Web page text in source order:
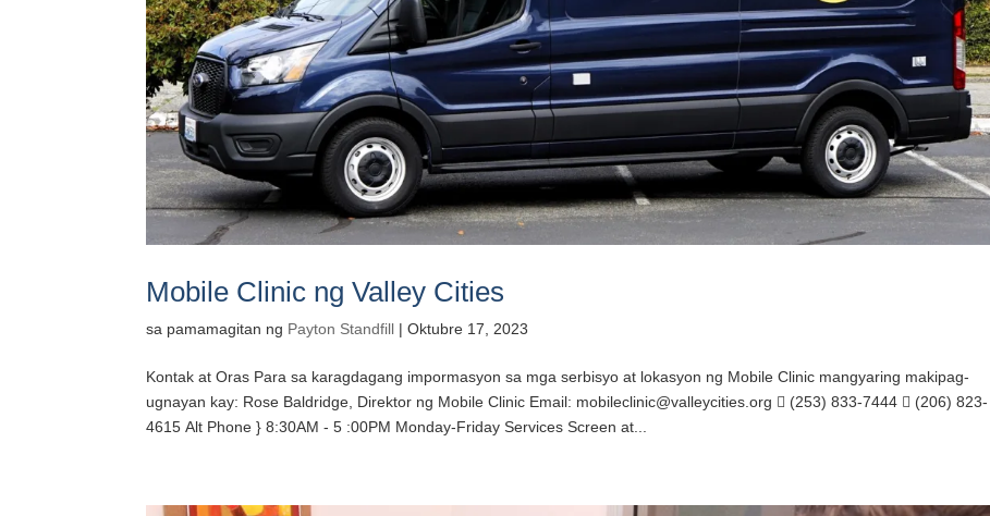
Mobile Clinic ng Valley Cities
sa pamamagitan ng Payton Standfill |Oktubre 17, 2023
Kontak at Oras Para sa karagdagang impormasyon sa mga serbisyo at lokasyon ng Mobile Clinic mangyaring makipag-
ugnayan kay: Rose Baldridge, Direktor ng Mobile Clinic Email: mobileclinic@valleycities.org  (253) 833-7444  (206) 823-
4615 Alt Phone } 8:30AM - 5 :00PM Monday-Friday Services Screen at...